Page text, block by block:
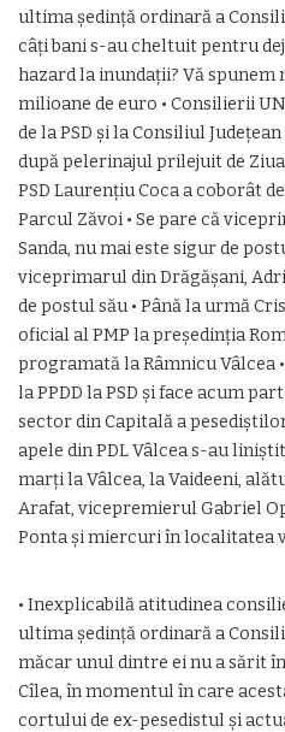
ultima şedinţă ordinară a
câţi bani s-au cheltuit pentru
hazard la inundaţii? Vă spunem
milioane de euro • Consilierii
de la PSD şi la Consiliul
după pelerinajul prilejuit de
PSD Laurenţiu Coca a coborât
Parcul Zăvoi • Se pare că
Sanda, nu mai este sigur de
viceprimarul din Drăgăşani,
de postul său • Până la urmă
oficial al PMP la preşedinţia
programată la Râmnicu Vâlcea
la PPDD la PSD şi face acum
sector din Capitală a
apele din PDL Vâlcea s-au
marţi la Vâlcea, la Vaideeni,
Arafat, vicepremierul Gabriel
Ponta şi miercuri în localitatea
• Inexplicabilă atitudinea
ultima şedinţă ordinară a
măcar unul dintre ei nu a sărit
Cîlea, în momentul în care
cortului de ex-pesedistul şi